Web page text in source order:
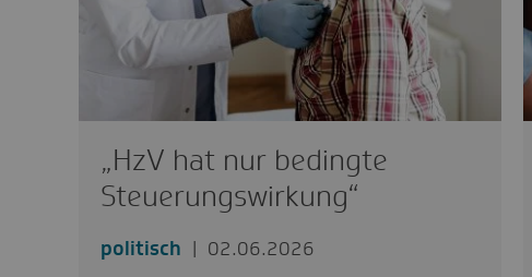
„HzV hat nur bedingte
Steuerungswirkung“
politisch
02.06.2026